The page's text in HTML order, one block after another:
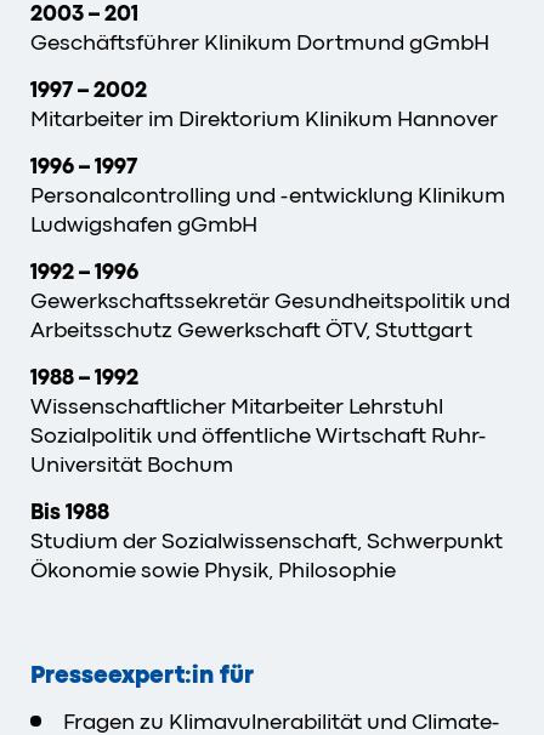
2003 – 201
Geschäftsführer Klinikum Dortmund gGmbH
1997 – 2002
Mitarbeiter im Direktorium Klinikum Hannover
1996 – 1997
Personalcontrolling und -entwicklung Klinikum
Ludwigshafen gGmbH
1992 – 1996
Gewerkschaftssekretär Gesundheitspolitik und
Arbeitsschutz Gewerkschaft ÖTV, Stuttgart
1988 – 1992
Wissenschaftlicher Mitarbeiter Lehrstuhl
Sozialpolitik und öffentliche Wirtschaft Ruhr-
Universität Bochum
Bis 1988
Studium der Sozialwissenschaft, Schwerpunkt
Ökonomie sowie Physik, Philosophie
Presseexpert:in für
Fragen zu Klimavulnerabilität und Climate-